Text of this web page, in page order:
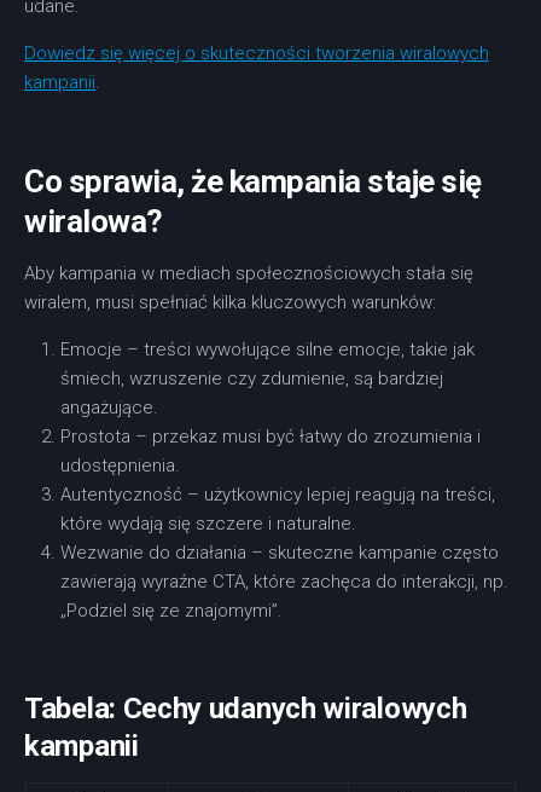
udane.
Dowiedz się więcej o skuteczności tworzenia wiralowych
kampanii.
Co sprawia, że kampania staje się
wiralowa?
Aby kampania w mediach społecznościowych stała się
wiralem, musi spełniać kilka kluczowych warunków:
Emocje – treści wywołujące silne emocje, takie jak
śmiech, wzruszenie czy zdumienie, są bardziej
angażujące.
Prostota – przekaz musi być łatwy do zrozumienia i
udostępnienia.
Autentyczność – użytkownicy lepiej reagują na treści,
które wydają się szczere i naturalne.
Wezwanie do działania – skuteczne kampanie często
zawierają wyraźne CTA, które zachęca do interakcji, np.
„Podziel się ze znajomymi”.
Tabela: Cechy udanych wiralowych
kampanii